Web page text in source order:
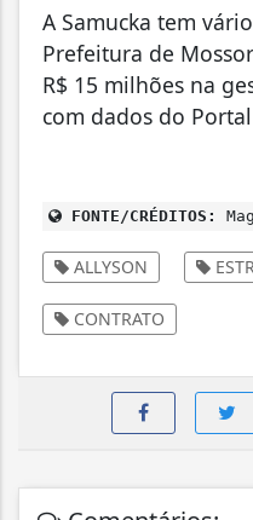
A Samucka tem
Prefeitura de
R$ 15 milhões na
com dados do
FONTE/CRÉDITOS:
ALLYSON
CONTRATO